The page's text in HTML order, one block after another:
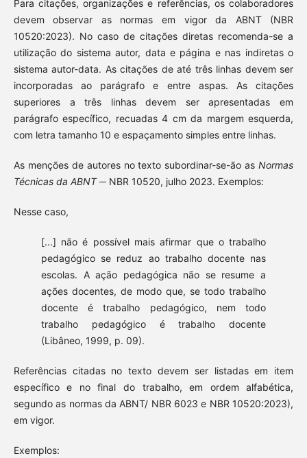
Para citações, organizações e referências, os colaboradores
devem observar as normas em vigor da ABNT (NBR
10520:2023). No caso de cita­ções diretas recomenda-se a
utilização do sistema autor, data e página e nas indiretas o
sistema autor-data. As citações de até três linhas devem ser
incorporadas ao parágrafo e entre aspas. As citações
superiores a três linhas devem ser apresentadas em
parágrafo específico, recuadas 4 cm da margem esquerda,
com letra tamanho 10 e espaçamento simples entre linhas.
As menções de autores no texto subordinar-se-ão asNormas
Técnicas da ABNT ─NBR 10520, julho 2023. Exemplos:
Nesse caso,
[...] não é possível mais afirmar que o trabalho
pedagógico se reduz ao trabalho docente nas
escolas. A ação pedagógica não se resume a
ações docentes, de modo que, se todo trabalho
docente é trabalho pedagógico, nem todo
trabalho pedagógico é trabalho docente
(Libâneo, 1999, p. 09).
Referências citadas no texto devem ser listadas em item
espe­cífico e no final do trabalho, em ordem alfabética,
segundo as normas da ABNT/ NBR 6023 e NBR 10520:2023),
em vigor.
Exemplos: